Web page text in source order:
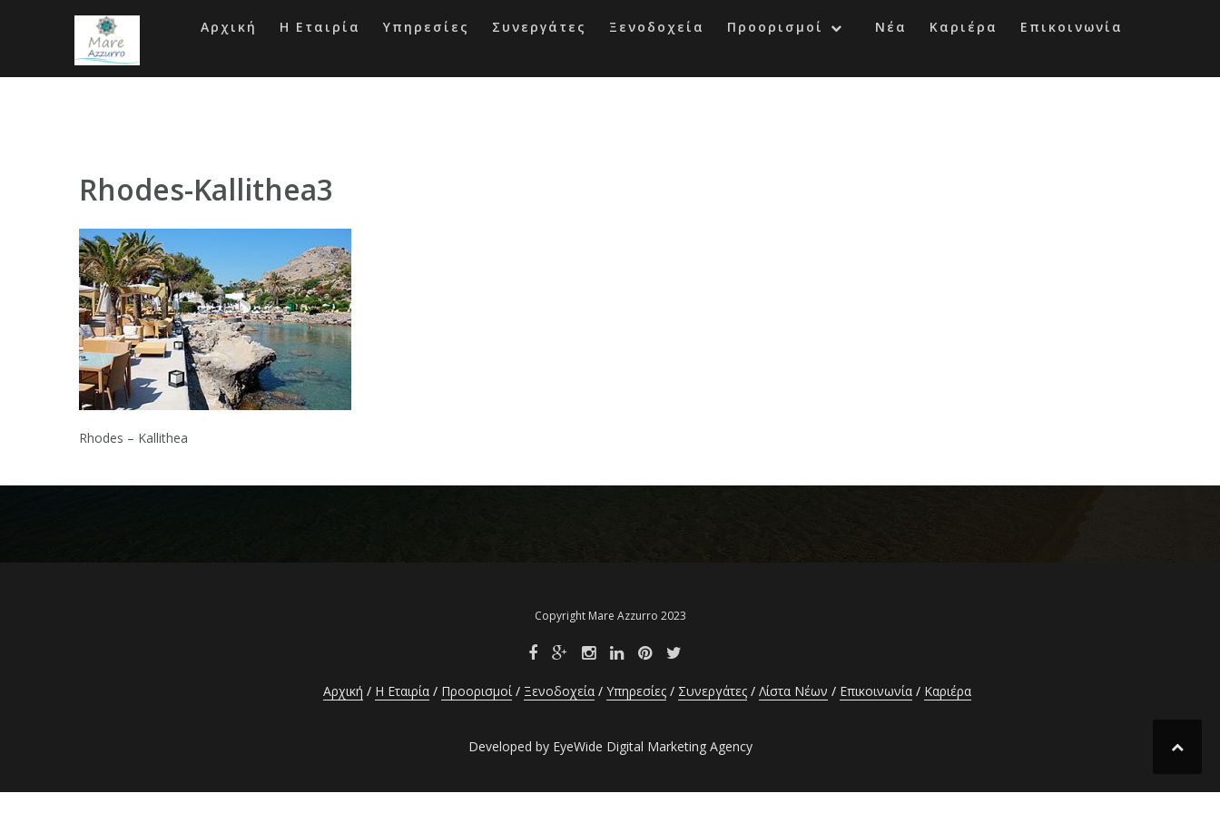
Αρχική Η Εταιρία Υπηρεσίες Συνεργάτες Ξενοδοχεία Προορισμοί Νέα Καριέρα Επικοινωνία
Rhodes-Kallithea3
Rhodes – Kallithea
Copyright Mare Azzurro 2023
Αρχική Η Εταιρία Προορισμοί Ξενοδοχεία Υπηρεσίες Συνεργάτες Λίστα Νέων Επικοινωνία Καριέρα
Developed by EyeWide Digital Marketing Agency